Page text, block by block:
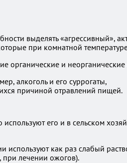
выделять
при комнатной
органические и
алкоголь и его суррогаты,
причиной отравлений пищей.
его и в сельском
как раз слабый
при лечении ожогов).